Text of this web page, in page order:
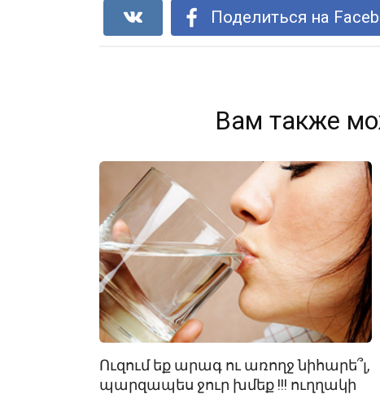
Поделиться на
Вам также
Ուզում եք արագ ու առողջ նիհարե՞լ,
պարզապես ջուր խմեք !!! ուղղակի